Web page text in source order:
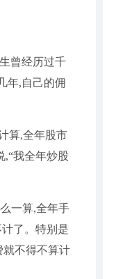
曾经历过千
年,自己的佣
算,全年股市
,“我全年炒股
一算,全年手
了。特别是
就不得不算计